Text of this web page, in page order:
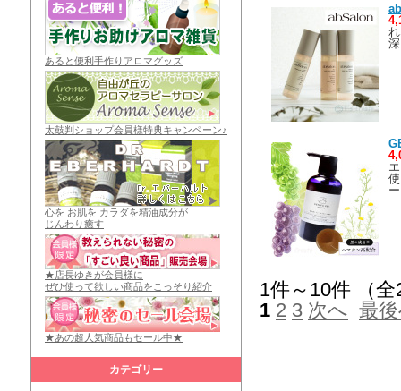
あると便利手作りアロマグッズ
太鼓判ショップ会員様特典キャンペーン♪
心を お肌を カラダを精油成分が
じんわり癒す
★店長ゆきが会員様に
ぜひ使って欲しい商品をこっそり紹介
★あの超人気商品もセール中★
カテゴリー
ー
1件～10件 （
1 2 3 次へ 最